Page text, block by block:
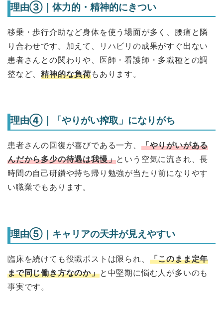
理由③｜体力的・精神的にきつい
移乗・歩行介助など身体を使う場面が多く、腰痛と隣
り合わせです。加えて、リハビリの成果がすぐ出ない
患者さんとの関わりや、医師・看護師・多職種との調
整など、精神的な負荷もあります。
理由④｜「やりがい搾取」になりがち
患者さんの回復が喜びである一方、 「やりがいがある
んだから多少の待遇は我慢」という空気に流され、長
時間の自己研鑽や持ち帰り勉強が当たり前になりやす
い職業でもあります。
理由⑤｜キャリアの天井が見えやすい
臨床を続けても役職ポストは限られ、 「このまま定年
まで同じ働き方なのか」と中堅期に悩む人が多いのも
事実です。